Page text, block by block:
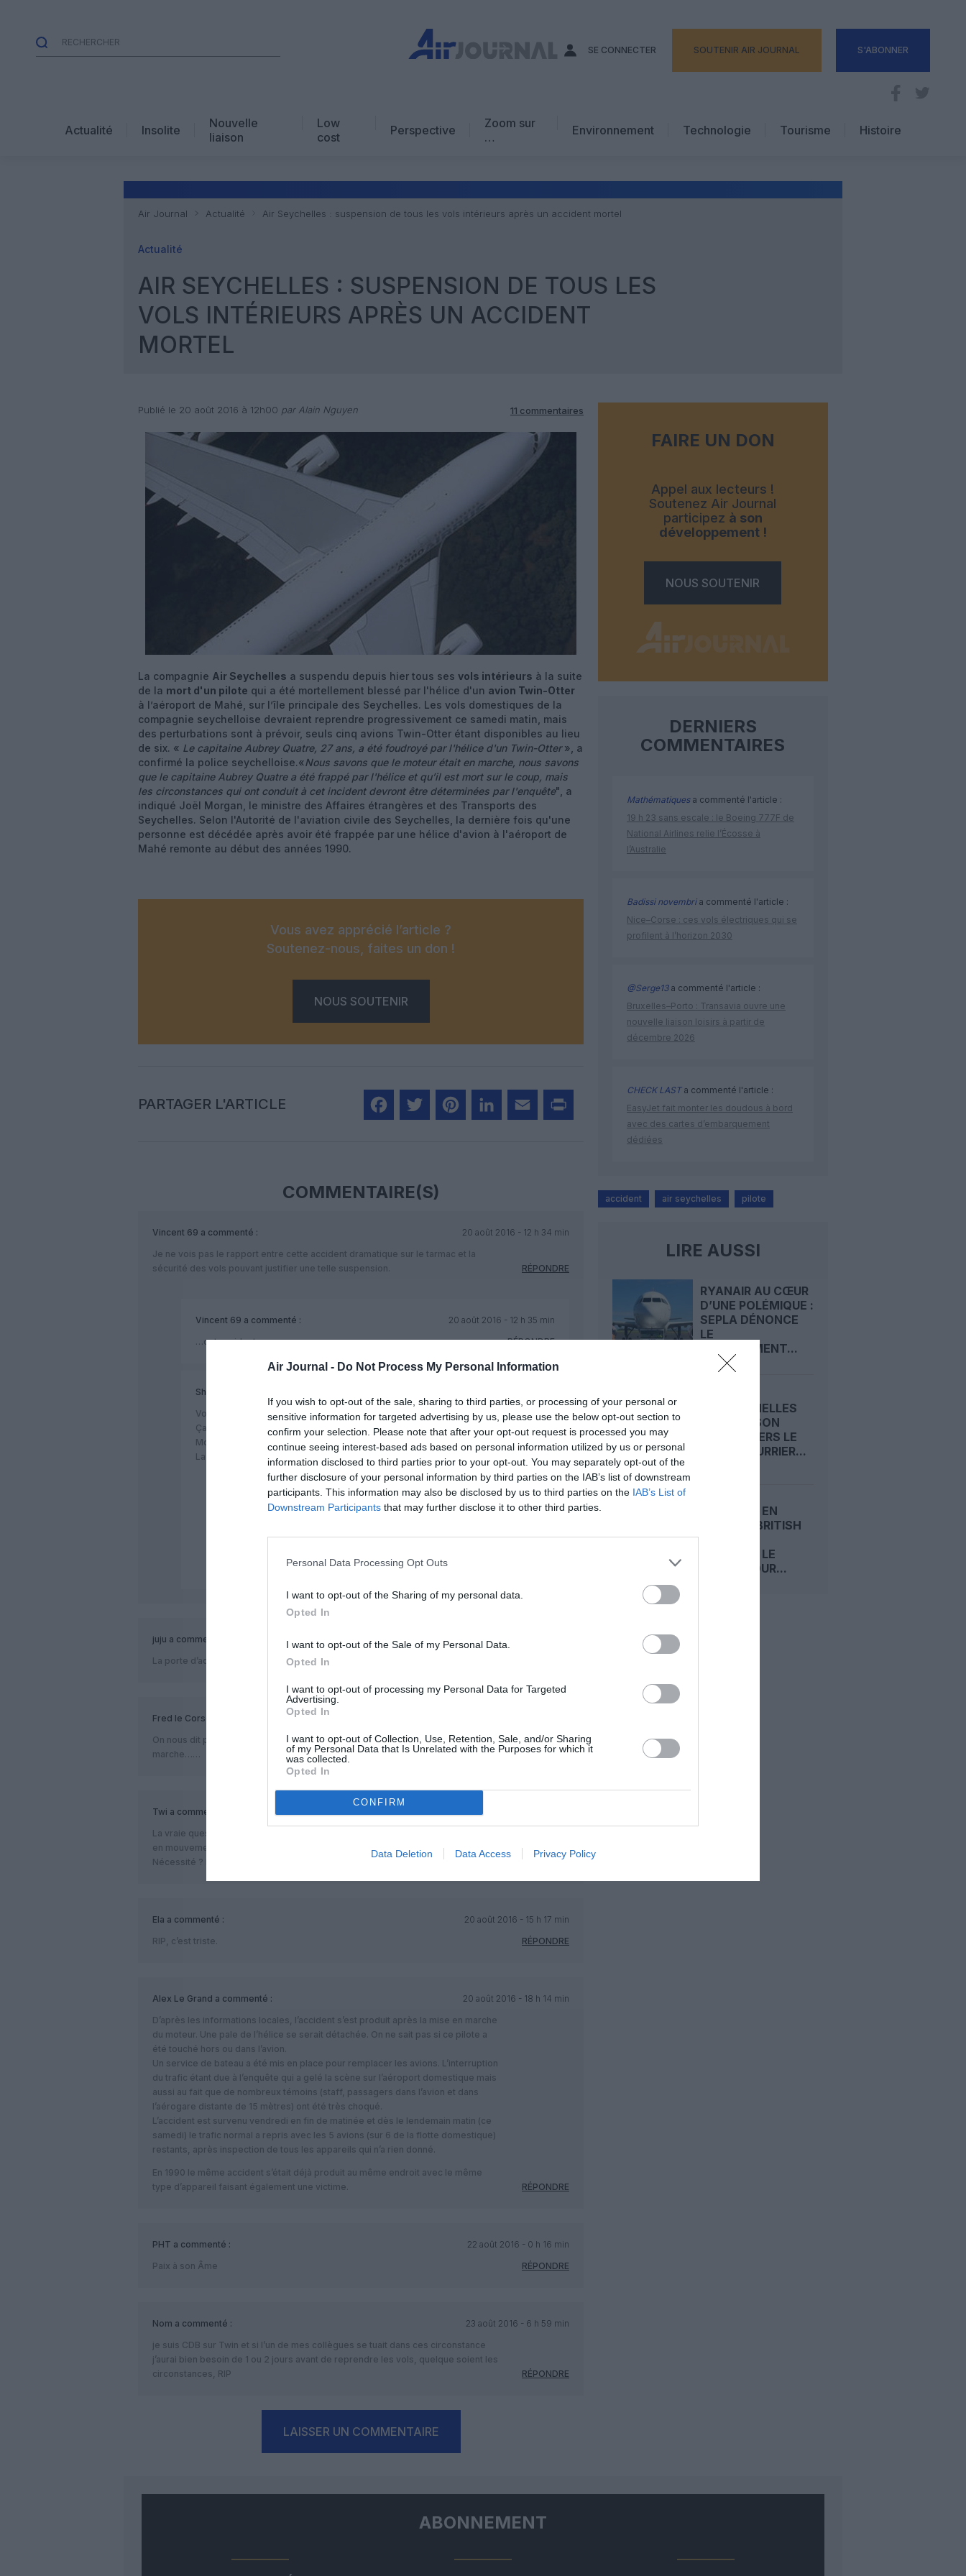
Air Journal - Do Not Process My Personal Information
If you wish to opt-out of the sale, sharing to third parties, or processing of your personal or
sensitive information for targeted advertising by us, please use the below opt-out section to
confirm your selection. Please note that after your opt-out request is processed you may
continue seeing interest-based ads based on personal information utilized by us or personal
information disclosed to third parties prior to your opt-out. You may separately opt-out of the
further disclosure of your personal information by third parties on the IAB’s list of downstream
participants. This information may also be disclosed by us to third parties on the IAB’s List of
Downstream Participants that may further disclose it to other third parties.
Personal Data Processing Opt Outs
I want to opt-out of the Sharing of my personal data.
Opted In
I want to opt-out of the Sale of my Personal Data.
Opted In
I want to opt-out of processing my Personal Data for Targeted
Advertising.
Opted In
I want to opt-out of Collection, Use, Retention, Sale, and/or Sharing
of my Personal Data that Is Unrelated with the Purposes for which it
was collected.
Opted In
CONFIRM
Data Deletion Data Access Privacy Policy
SE CONNECTER SOUTENIR AIR JOURNAL S'ABONNER
Actualité Insolite
Nouvelle
liaison
Low
cost
Perspective
Zoom sur
…
Avis d’expert
Environnement Technologie
Tourisme
Hôtellerie
Histoire
Air Journal Actualité Air Seychelles : suspension de tous les vols intérieurs après un accident mortel
Actualité
AIR SEYCHELLES : SUSPENSION DE TOUS LES
VOLS INTÉRIEURS APRÈS UN ACCIDENT
MORTEL
Publié le 20 août 2016 à 12h00 par Alain Nguyen 11 commentaires
La compagnie Air Seychelles a suspendu depuis hier tous ses vols intérieurs à la suite
de la mort d'un pilote qui a été mortellement blessé par l'hélice d'un avion Twin-Otter
à l’aéroport de Mahé, sur l’île principale des Seychelles. Les vols domestiques de la
compagnie seychelloise devraient reprendre progressivement ce samedi matin, mais
des perturbations sont à prévoir, seuls cinq avions Twin-Otter étant disponibles au lieu
de six. « Le capitaine Aubrey Quatre, 27 ans, a été foudroyé par l'hélice d'un Twin-Otter», a
confirmé la police seychelloise.«Nous savons que le moteur était en marche, nous savons
que le capitaine Aubrey Quatre a été frappé par l'hélice et qu’il est mort sur le coup, mais
les circonstances qui ont conduit à cet incident devront être déterminées par l'enquête", a
indiqué Joël Morgan, le ministre des Affaires étrangères et des Transports des
Seychelles. Selon l'Autorité de l'aviation civile des Seychelles, la dernière fois qu'une
personne est décédée après avoir été frappée par une hélice d'avion à l'aéroport de
Mahé remonte au début des années 1990.
Vous avez apprécié l’article ?
Soutenez-nous, faites un don !
NOUS SOUTENIR
PARTAGER L'ARTICLE
COMMENTAIRE(S)
Vincent 69 a commenté :
20 août 2016 - 12 h 34 min
Je ne vois pas le rapport entre cette accident dramatique sur le tarmac et la
sécurité des vols pouvant justifier une telle suspension.
RÉPONDRE
Vincent 69 a commenté :
20 août 2016 - 12 h 35 min
…cet accident…
RÉPONDRE
Shôgun
Vous ne voyez pas ?
Ça ne m’étonne pas vraiment.
Moi je vois.
La plupart des gens voient.
RÉPONDRE
Vincent 69a commenté :
22 août 2016 - 11 h 57 min
juju a commenté :
20 août 2016 - 12 h 50 min
La porte d’accés au poste est très prés de l’hélice sur les Twin
Fred le Corse
On nous dit pas si l’helice s’est détachée ou si le pilote est sorti moteur en
marche……
RÉPONDRE
Twi a commenté :
20 août 2016 - 14 h 41 min
La vraie question : pourquoi le pilote est-il sorti de l’avion alors que l’hélice était
en mouvement ? Tous les aviateurs savent que cela est extrêmement risqué.
Nécessité ? Excès de confiance ? Autre motif ?
RÉPONDRE
Ela a commenté :
20 août 2016 - 15 h 17 min
RIP, c’est triste.
RÉPONDRE
Alex Le Grand a commenté :
20 août 2016 - 18 h 14 min
D’après les informations locales, l’accident s’est produit après la mise en marche
du moteur. Une pale de l’hélice se serait détachée. On ne sait pas si ce pilote a
été touché hors ou dans l’avion.
Un service de bateau a été mis en place pour remplacer les avions. L’interruption
du trafic étant due à l’enquête qui a gelé la scène sur l’aéroport domestique mais
aussi au fait que de nombreux témoins (staff, passagers dans l’avion et dans
l’aérogare distante de 15 mètres) ont été très choqué.
L’accident est survenu vendredi en fin de matinée et dès le lendemain matin (ce
samedi) le trafic normal a repris avec les 5 avions (sur 6 de la flotte domestique)
restants, après inspection de tous les appareils qui n’a rien donné.
En 1990 le même accident s’était déjà produit au même endroit avec le même
type d’appareil faisant également une victime.
RÉPONDRE
PHT a commenté :
22 août 2016 - 0 h 16 min
Paix à son Âme
RÉPONDRE
Nom a commenté :
23 août 2016 - 6 h 59 min
je suis CDB sur Twin et si l’un de mes collègues se tuait dans ces circonstance
j’aurai bien besoin de 1 ou 2 jours avant de reprendre les vols, quelque soient les
circonstances, RIP
RÉPONDRE
LAISSER UN COMMENTAIRE
FAIRE UN DON
Appel aux lecteurs !
Soutenez Air Journal
participez à son
développement !
NOUS SOUTENIR
DERNIERS
COMMENTAIRES
Mathématiquesa commenté l'article :
19 h 23 sans escale : le Boeing 777F de
National Airlines relie l’Écosse à
l’Australie
Badissi novembria commenté l'article :
Nice–Corse : ces vols électriques qui se
profilent à l’horizon 2030
@Serge13a commenté l'article :
Bruxelles–Porto : Transavia ouvre une
nouvelle liaison loisirs à partir de
décembre 2026
CHECK LASTa commenté l'article :
EasyJet fait monter les doudous à bord
avec des cartes d’embarquement
dédiées
accident air seychelles pilote
LIRE AUSSI
RYANAIR AU CŒUR
D’UNE POLÉMIQUE :
SEPLA DÉNONCE
LE
LICENCIEMENT...
AIR SEYCHELLES
PRÉPARE SON
RETOUR VERS LE
LONG-COURRIER...
CANICULE EN
EUROPE : BRITISH
AUTORISE LE
SHORT POUR...
ABONNEMENT